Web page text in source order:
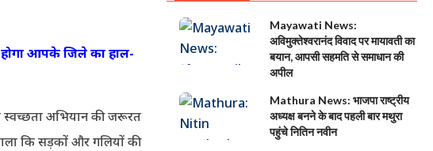
आपके जिले का हाल-
स्वच्छता अभियान की जरूरत
कि सड़कों और गलियों की
Mayawati News:
अविमुक्तेश्वरानंद विवाद पर मायावती का
बयान, आपसी सहमति से समाधान की
अपील
Mathura News: भाजपा राष्ट्रीय
अध्यक्ष बनने के बाद पहली बार मथुरा
पहुंचे नितिन नवीन